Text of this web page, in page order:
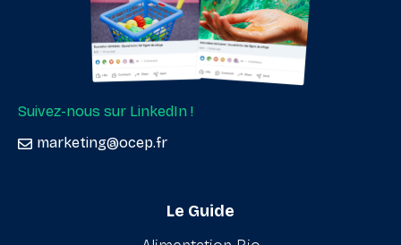
Suivez-nous sur LinkedIn !
marketing@ocep.fr
Le Guide